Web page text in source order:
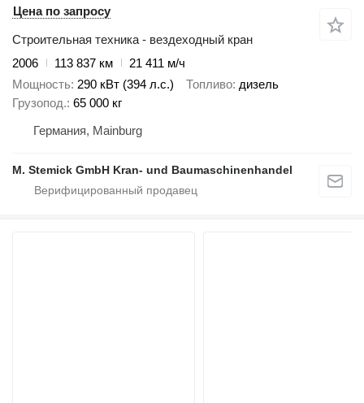
Цена по запросу
Строительная техника - вездеходный кран
2006
113 837 км
21 411 м/ч
Мощность 290 кВт (394 л.с.) Топливо дизель
Грузопод. 65 000 кг
Германия, Mainburg
M. Stemick GmbH Kran- und Baumaschinenhandel